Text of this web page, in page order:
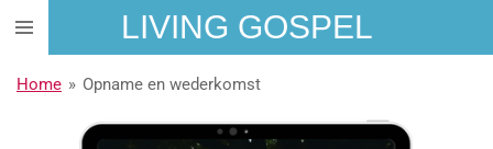
Ga
direct
naar
hoofdinhoud
LIVING GOSPEL
Home » Opname en wederkomst